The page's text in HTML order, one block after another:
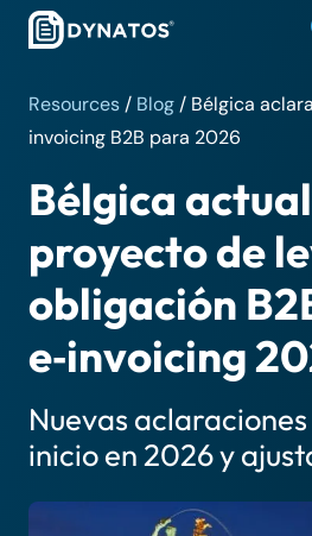
Resources / Blog / Bélgica
invoicing B2B para 2026
Bélgica
proyecto de
obligación
e‑invoicing
Nuevas
inicio en 2026 y